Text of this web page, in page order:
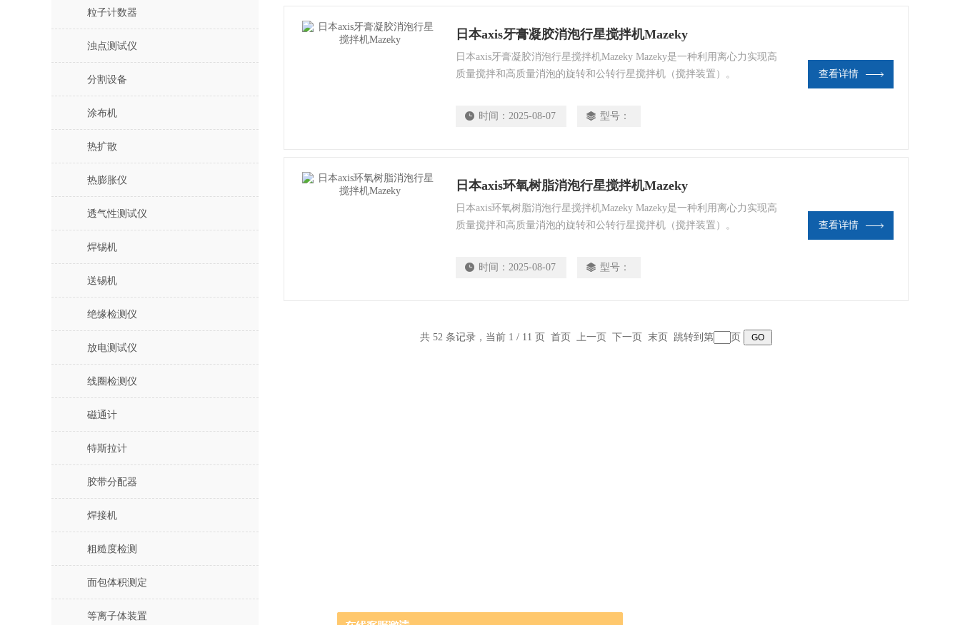
粒子计数器
浊点测试仪
分割设备
涂布机
热扩散
热膨胀仪
透气性测试仪
焊锡机
送锡机
绝缘检测仪
放电测试仪
线圈检测仪
磁通计
特斯拉计
胶带分配器
焊接机
粗糙度检测
面包体积测定
等离子体装置
日本axis牙膏凝胶消泡行星搅拌机Mazeky
日本axis牙膏凝胶消泡行星搅拌机Mazeky Mazeky是一种利用离心力实现高
质量搅拌和高质量消泡的旋转和公转行星搅拌机（搅拌装置）。
时间： 2025-08-07 型号：
查看详情
日本axis环氧树脂消泡行星搅拌机Mazeky
日本axis环氧树脂消泡行星搅拌机Mazeky Mazeky是一种利用离心力实现高
质量搅拌和高质量消泡的旋转和公转行星搅拌机（搅拌装置）。
时间： 2025-08-07 型号：
查看详情
共 52 条记录，当前 1 / 11 页 首页 上一页 下一页 末页 跳转到第 页